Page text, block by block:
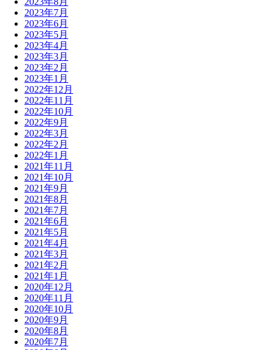
2023年7月
2023年6月
2023年5月
2023年4月
2023年3月
2023年2月
2023年1月
2022年12月
2022年11月
2022年10月
2022年9月
2022年3月
2022年2月
2022年1月
2021年11月
2021年10月
2021年9月
2021年8月
2021年7月
2021年6月
2021年5月
2021年4月
2021年3月
2021年2月
2021年1月
2020年12月
2020年11月
2020年10月
2020年9月
2020年8月
2020年7月